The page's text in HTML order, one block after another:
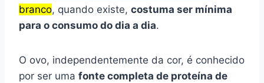
branco, quando existe, costuma ser mínima
para o consumo do dia a dia.
O ovo, independentemente da cor, é conhecido
por ser uma fonte completa de proteína de